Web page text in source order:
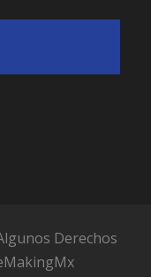
Derechos